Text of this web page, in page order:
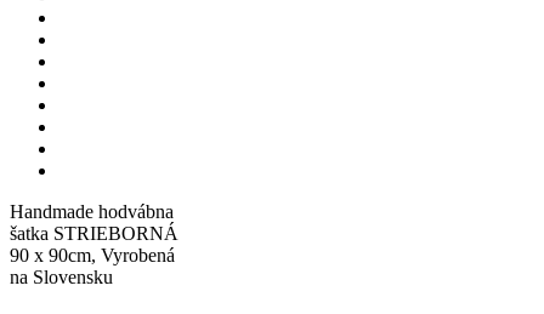
Handmade hodvábna
šatka STRIEBORNÁ
90 x 90cm, Vyrobená
na Slovensku